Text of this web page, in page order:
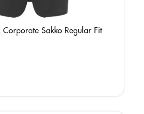
Corporate Sakko Regular Fit